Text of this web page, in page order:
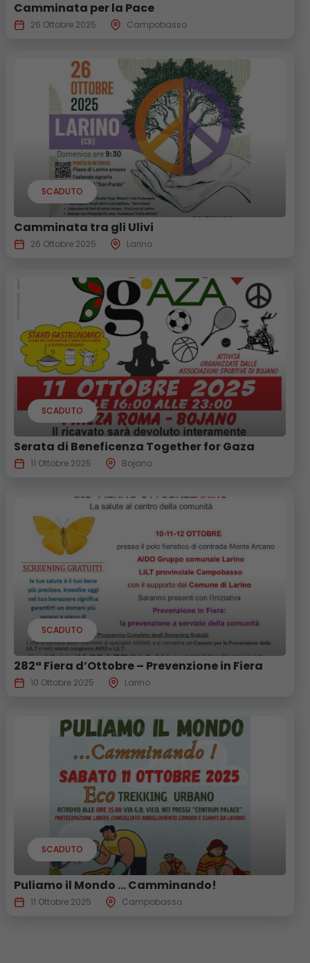
Camminata per la Pace
26 Ottobre 2025 Campobasso
SCADUTO
Camminata tra gli Ulivi
26 Ottobre 2025 Larino
SCADUTO
Serata di Beneficenza Together for Gaza
11 Ottobre 2025 Bojano
SCADUTO
282ª Fiera d’Ottobre – Prevenzione in Fiera
10 Ottobre 2025 Larino
SCADUTO
Puliamo il Mondo … Camminando!
11 Ottobre 2025 Campobasso